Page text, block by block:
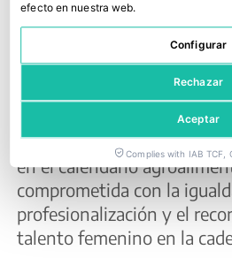
En esta edición, el foro
UNIQ,AEFA
Asociación 5 al Día,
Asociación Empresarial de
, entidades que
fortalecer el desarrollo de
en el calendario
comprometida con la
profesionalización y el
talento femenino en la
efecto en nuestra web.
Configurar
Rechazar
Aceptar
Complies with IAB TCF,